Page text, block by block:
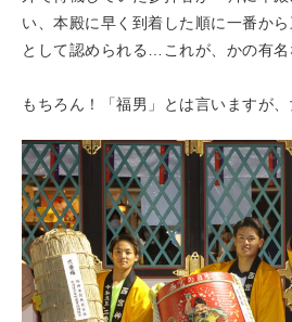
い、本殿に早く到着した順に一番か
として認められる…これが、かの有名
もちろん！「福男」とは言いますが、